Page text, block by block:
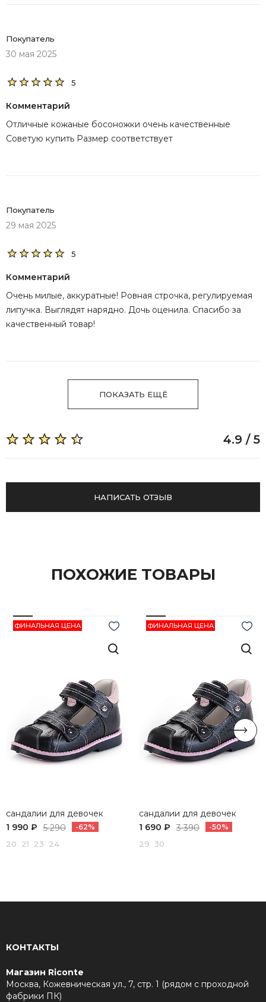
Покупатель
30 мая 2025
5
Комментарий
Отличные кожаные босоножки очень качественные
Советую купить Размер соответствует
Покупатель
29 мая 2025
5
Комментарий
Очень милые, аккуратные! Ровная строчка, регулируемая
липучка. Выглядят нарядно. Дочь оценила. Спасибо за
качественный товар!
ПОКАЗАТЬ ЕЩЁ
4.9 / 5
НАПИСАТЬ ОТЗЫВ
ПОХОЖИЕ ТОВАРЫ
ФИНАЛЬНАЯ ЦЕНА
сандалии для девочек
1 990 ₽
5 290 -62%
20 21 23 24
ФИНАЛЬНАЯ ЦЕНА
сандалии для девочек
1 690 ₽
3 390 -50%
29 30
КОНТАКТЫ
Магазин Riconte
Москва, Кожевническая ул., 7, стр. 1 (рядом с проходной
фабрики ПК)